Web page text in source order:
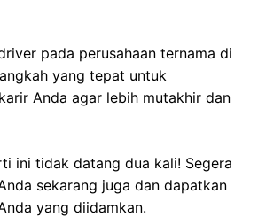
pada perusahaan ternama di
yang tepat untuk
Anda agar lebih mutakhir dan
ini tidak datang dua kali! Segera
sekarang juga dan dapatkan
yang diidamkan.